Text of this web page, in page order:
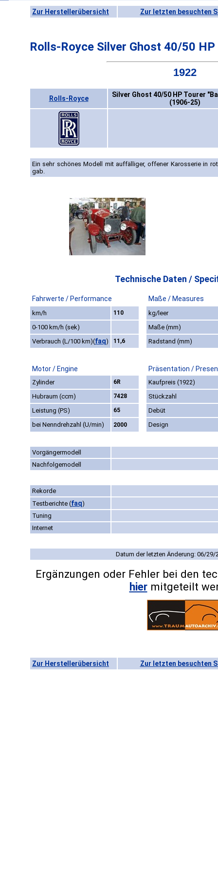
Zur Herstellerübersicht Zur letzten besuchten
Rolls-Royce Silver Ghost 40/50
1922
Rolls-Royce
Silver Ghost 40/50 HP Tourer
(1906-25)
Ein sehr schönes Modell mit auffälliger, offener Karosserie in
gab.
Technische Daten /
Fahrwerte / Performance Maße / Measures
km/h 110
kg/leer
0-100 km/h (sek)
Maße (mm)
Verbrauch (L/100 km)(faq) 11,6 Radstand (mm)
Motor / Engine Präsentation /
Zylinder 6R
Kaufpreis (1922)
Hubraum (ccm)
7428
Stückzahl
Leistung (PS)
65
Debüt
bei Nenndrehzahl (U/min)
2000 Design
Vorgängermodell
Nachfolgemodell
Rekorde
Testberichte (faq)
Tuning
Internet
Datum der letzten Änderung: 06/29/
Ergänzungen oder Fehler bei den
hiermitgeteilt
Zur Herstellerübersicht Zur letzten besuchten